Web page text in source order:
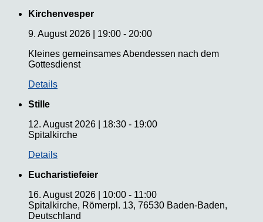
Kirchenvesper
9. August 2026
19:00 - 20:00
Kleines gemeinsames Abendessen nach dem
Gottesdienst
Details
Stille
12. August 2026
18:30 - 19:00
Spitalkirche
Details
Eucharistiefeier
16. August 2026
10:00 - 11:00
Spitalkirche, Römerpl. 13, 76530 Baden-Baden,
Deutschland